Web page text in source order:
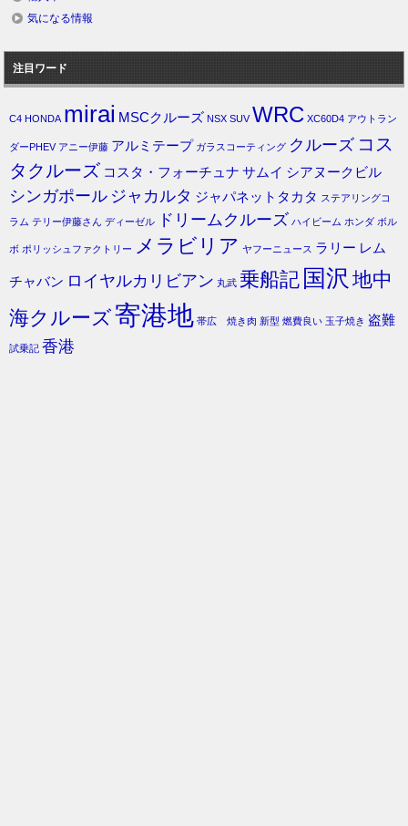
気になる情報
注目ワード
C4 HONDA mirai MSCクルーズ NSX SUV WRC XC60D4 アウトラン
ダーPHEV アニー伊藤 アルミテープ ガラスコーティング クルーズ コス
タクルーズ コスタ・フォーチュナ サムイ シアヌークビル
シンガポール ジャカルタ ジャパネットタカタ ステアリングコ
ラム テリー伊藤さん ディーゼル ドリームクルーズ ハイビーム ホンダ ボル
ボ ポリッシュファクトリー メラビリア ヤフーニュース ラリー レム
チャバン ロイヤルカリビアン 丸武 乗船記 国沢 地中
海クルーズ寄港地 帯広 焼き肉 新型 燃費良い 玉子焼き 盗難
試乗記 香港